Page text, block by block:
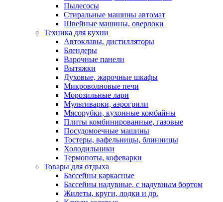
Пылесосы
Стиральные машины автомат
Швейные машины, оверлоки
Техника для кухни
Автоклавы, дистилляторы
Блендеры
Варочные панели
Вытяжки
Духовые, жарочные шкафы
Микроволновые печи
Морозильные лари
Мультиварки, аэрогрили
Мясорубки, кухонные комбайны
Плиты комбинированные, газовые
Посудомоечные машины
Тостеры, вафельницы, блинницы
Холодильники
Термопоты, кофеварки
Товары для отдыха
Бассейны каркасные
Бассейны надувные, с надувным бортом
Жилеты, круги, лодки и др.